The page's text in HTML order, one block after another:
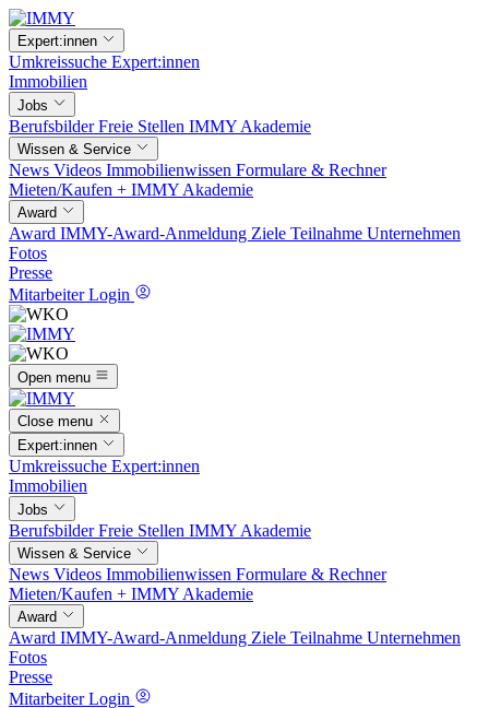
Expert:innen
Umkreissuche Expert:innen
Immobilien
Jobs
BerufsbilderFreie Stellen IMMY Akademie
Wissen & Service
News Videos Immobilienwissen Formulare & Rechner
Mieten/Kaufen + IMMY Akademie
Award
Award IMMY-Award-Anmeldung Ziele Teilnahme Unternehmen
Fotos
Presse
Mitarbeiter Login
Open menu
Close menu
Expert:innen
Umkreissuche Expert:innen
Immobilien
Jobs
BerufsbilderFreie Stellen IMMY Akademie
Wissen & Service
News Videos Immobilienwissen Formulare & Rechner
Mieten/Kaufen + IMMY Akademie
Award
Award IMMY-Award-Anmeldung Ziele Teilnahme Unternehmen
Fotos
Presse
Mitarbeiter Login